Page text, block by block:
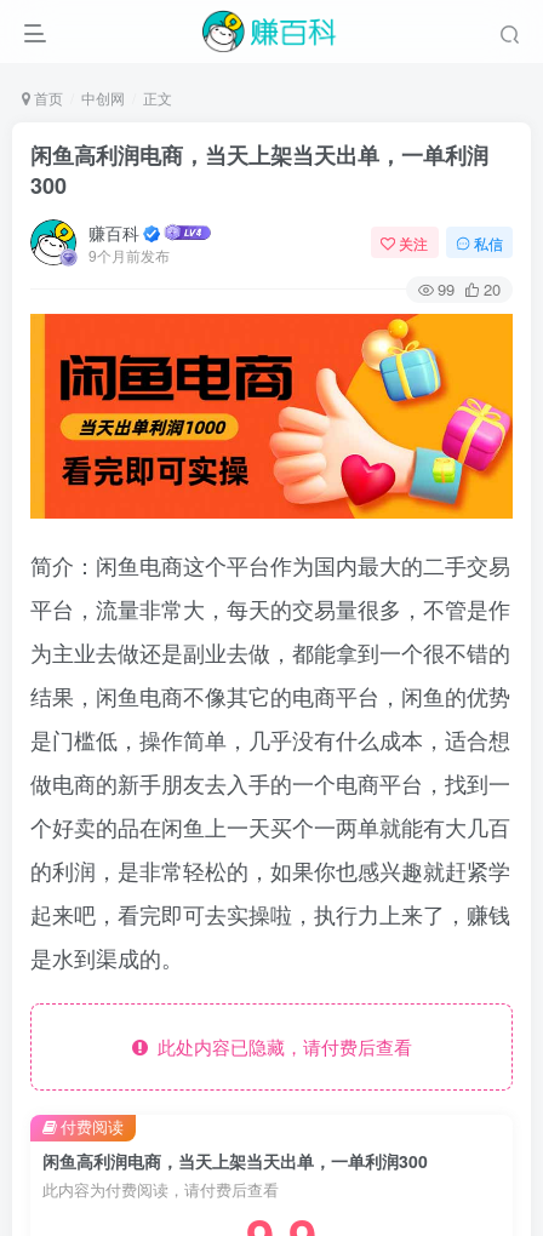
首页 中创网 正文
闲鱼高利润电商，当天上架当天出单，一单利润
300
赚百科
9个月前发布
关注 私信
99 20
简介：闲鱼电商这个平台作为国内最大的二手交易
平台，流量非常大，每天的交易量很多，不管是作
为主业去做还是副业去做，都能拿到一个很不错的
结果，闲鱼电商不像其它的电商平台，闲鱼的优势
是门槛低，操作简单，几乎没有什么成本，适合想
做电商的新手朋友去入手的一个电商平台，找到一
个好卖的品在闲鱼上一天买个一两单就能有大几百
的利润，是非常轻松的，如果你也感兴趣就赶紧学
起来吧，看完即可去实操啦，执行力上来了，赚钱
是水到渠成的。
此处内容已隐藏，请付费后查看
闲鱼高利润电商，当天上架当天出单，一单利润300
此内容为付费阅读，请付费后查看
付费阅读